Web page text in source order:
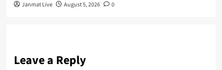
Janmat Live August 5, 2026 0
Leave a Reply